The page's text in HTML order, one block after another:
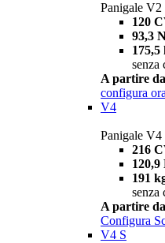
Panigale
120
93,3
175,5
senza
A partire
configura ora
V4
Panigale V4
216
120,9
191
senza
A partire
Configura
V4 S